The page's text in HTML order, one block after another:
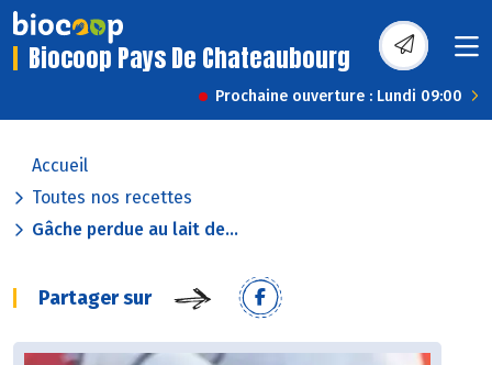
Biocoop Pays De Chateaubourg
Prochaine ouverture : Lundi 09:00
Accueil
Toutes nos recettes
Gâche perdue au lait de...
Partager sur